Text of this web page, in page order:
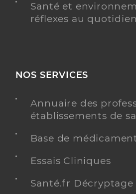
Santé et
réflexes au quotidien
NOS SERVICES
Annuaire des
établissements de
Base de
Essais Cliniques
Santé.fr Décryptage